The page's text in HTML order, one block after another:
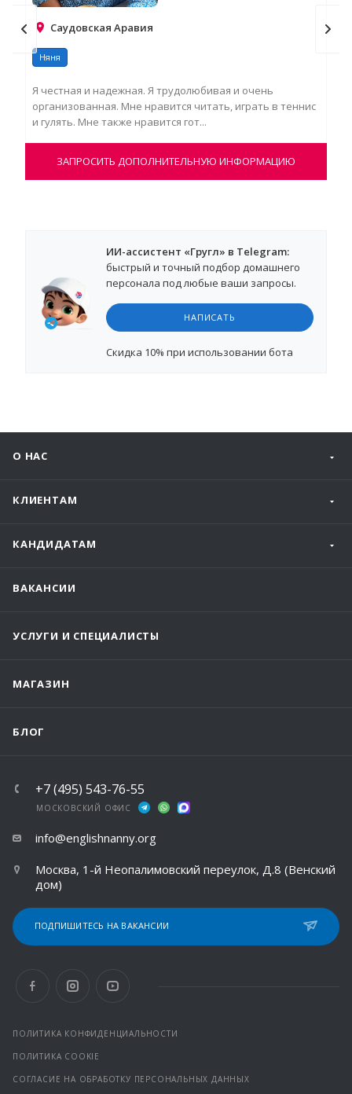
Саудовская Аравия
Няня
Я честная и надежная. Я трудолюбивая и очень
организованная. Мне нравится читать, играть в теннис
и гулять. Мне также нравится гот...
ЗАПРОСИТЬ ДОПОЛНИТЕЛЬНУЮ ИНФОРМАЦИЮ
ИИ-ассистент «Гругл» в Telegram:
быстрый и точный подбор домашнего
персонала под любые ваши запросы.
НАПИСАТЬ
Cкидка 10% при использовании бота
О НАС
КЛИЕНТАМ
КАНДИДАТАМ
ВАКАНСИИ
УСЛУГИ И СПЕЦИАЛИСТЫ
МАГАЗИН
БЛОГ
+7 (495) 543-76-55
МОСКОВСКИЙ ОФИС
info@englishnanny.org
Москва, 1-й Неопалимовский переулок, Д.8 (Венский
дом)
ПОДПИШИТЕСЬ НА ВАКАНСИИ
ПОЛИТИКА КОНФИДЕНЦИАЛЬНОСТИ
ПОЛИТИКА COOKIE
СОГЛАСИЕ НА ОБРАБОТКУ ПЕРСОНАЛЬНЫХ ДАННЫХ